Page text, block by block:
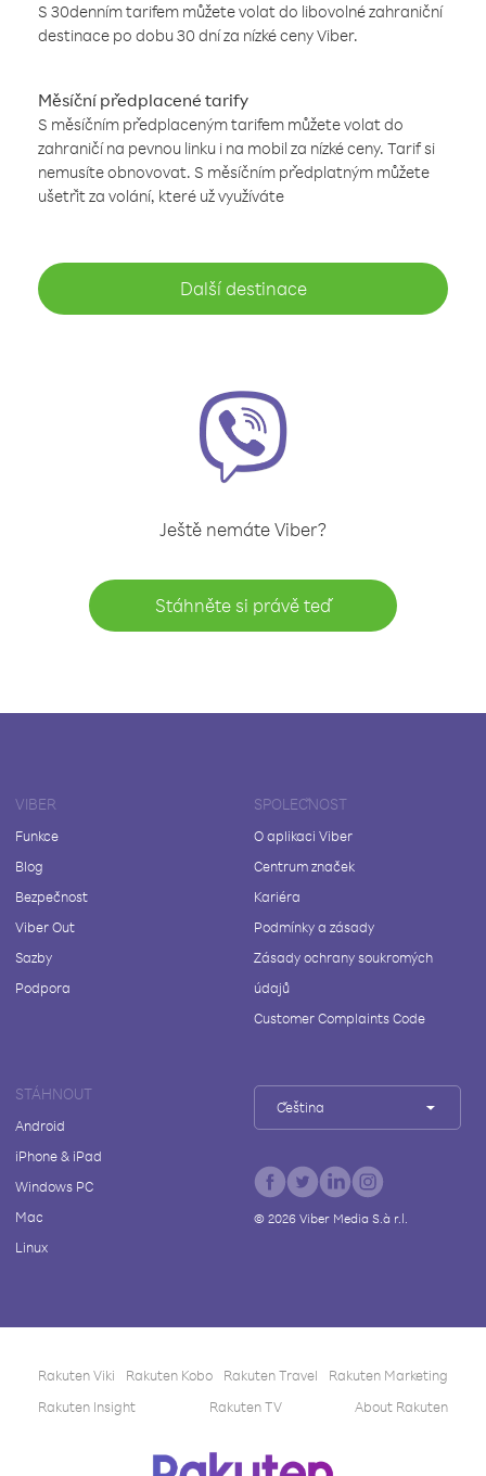
S 30denním tarifem můžete volat do libovolné zahraniční
destinace po dobu 30 dní za nízké ceny Viber.
Měsíční předplacené tarify
S měsíčním předplaceným tarifem můžete volat do
zahraničí na pevnou linku i na mobil za nízké ceny. Tarif si
nemusíte obnovovat. S měsíčním předplatným můžete
ušetřit za volání, které už využíváte
Další destinace
Ještě nemáte Viber?
Stáhněte si právě teď
VIBER
Funkce
Blog
Bezpečnost
Viber Out
Sazby
Podpora
SPOLEČNOST
O aplikaci Viber
Centrum značek
Kariéra
Podmínky a zásady
Zásady ochrany soukromých
údajů
Customer Complaints Code
STÁHNOUT
Android
iPhone & iPad
Windows PC
Mac
Linux
Čeština
© 2026Viber Media S.à r.l.
Rakuten Viki Rakuten Kobo Rakuten Travel
Rakuten Marketing
Rakuten Insight
Rakuten TV About Rakuten